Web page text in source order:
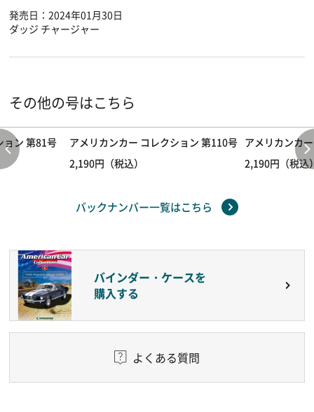
発売日：2024年01月30日
ダッジ チャージャー
その他の号はこちら
ョン 第81号
アメリカンカー コレクション 第110号
2,190円（税込）
アメリカンカ
2,190円（税込
バックナンバー一覧はこちら
バインダー・ケースを
購入する
よくある質問